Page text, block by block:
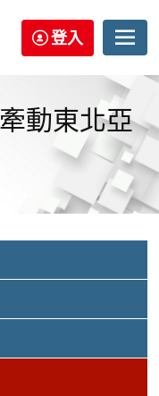
登入
動東北亞